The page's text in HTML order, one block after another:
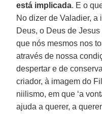
está implicada. E o
No dizer de Valadier, a
Deus, o Deus de
que nós mesmos nos
através de nossa
despertar e de
criador, à imagem do
niilismo, em que ‘a
ajuda a querer, a